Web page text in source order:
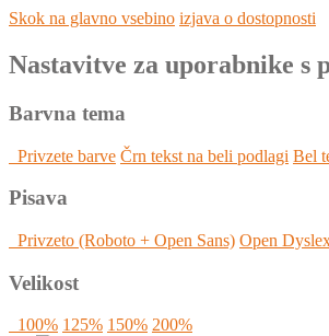
Skok na glavno vsebino izjava o dostopnosti
Nastavitve za uporabnike s
Barvna tema
Privzete barve Črn tekst na beli podlagi Bel
Pisava
Privzeto (Roboto + Open Sans) Open
Velikost
100% 125% 150% 200%